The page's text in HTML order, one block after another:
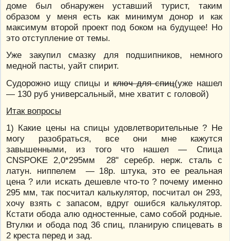
доме был обнаружен уставший турист, таким
образом у меня есть как минимум донор и как
максимум второй проект под боком на будущее! Но
это отступление от темы.
Уже закупил смазку для подшипников, немного
медной пасты, уайт спирит.
Судорожно ищу спицы и ключ для спиц(уже нашел
— 130 руб универсальный, мне хватит с головой)
Итак вопросы
1) Какие цены на спицы удовлетворительные ? Не
могу разобраться, все они мне кажутся
завышенными, из того что нашел — Спица
CNSPOKE 2,0*295мм 28" серебр. нерж. сталь с
латун. ниппелем — 18р. штука, это ее реальная
цена ? или искать дешевле что-то ? почему именно
295 мм, так посчитал калькулятор, посчитал он 293,
хочу взять с запасом, вдруг ошибся калькулятор.
Кстати обода алю одностенные, само собой родные.
Втулки и обода под 36 спиц, планирую спицевать в
2 креста перед и зад.